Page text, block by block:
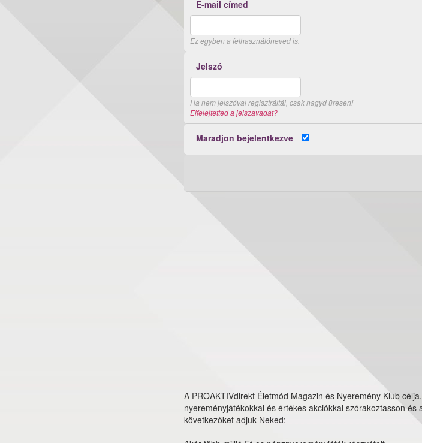
E-mail címed
Ez egyben a felhasználóneved is.
Jelszó
Ha nem jelszóval regisztráltál, csak hagyd üresen!
Elfelejtetted a jelszavadat?
Maradjon bejelentkezve
A PROAKTIVdirekt Életmód Magazin és Nyeremény Klub
nyereményjátékokkal és értékes akciókkal szórakoztasson
következőket adjuk Neked: